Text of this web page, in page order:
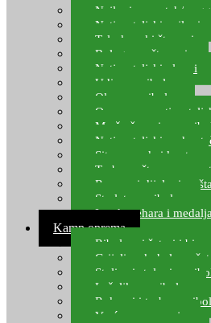
Najloni za match/
Natjecateljski najloni
Teleskopski štapovi
Bolognese štapovi
Natjecateljski plovci
Udice za ribolov
Olovo za ribolov
Oprema za
Mreže čuvarice za
Natjecateljski
Sito, posude i kante
Torbe za štapove –
Rezervni dijelovi za
Starlete za ribolov
Izrada pehara i medalja
Kamp oprema
Ribolovni šatori i bivvy
Grijalice, kuhala za
Stolice i stolovi za
Ležaljke za ribolov
Ruksaci i torbe za
Vreće za spavanje